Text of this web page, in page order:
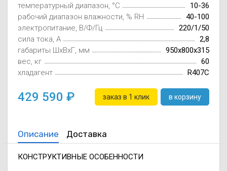
температурный диапазон, °С
10-36
рабочий диапазон влажности, % RH
40-100
электропитание, В/Ф/Гц
220/1/50
сила тока, А
2,8
габариты ШxВxГ, мм
950x800x315
вес, кг
60
хладагент
R407C
429 590 заказ в 1 клик в корзину
Описание Доставка
КОНСТРУКТИВНЫЕ ОСОБЕННОСТИ